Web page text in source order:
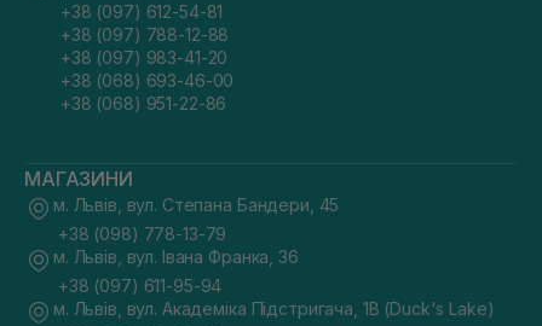
+38 (097) 612-54-81
+38 (097) 788-12-88
+38 (097) 983-41-20
+38 (068) 693-46-00
+38 (068) 951-22-86
МАГАЗИНИ
м. Львів, вул. Степана Бандери, 45
+38 (098) 778-13-79
м. Львів, вул. Івана Франка, 36
+38 (097) 611-95-94
м. Львів, вул. Академіка Підстригача, 1В (Duck's Lake)